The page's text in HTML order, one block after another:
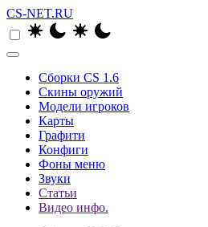
CS-NET.RU
Сборки CS 1.6
Скины оружий
Модели игроков
Карты
Графити
Конфиги
Фоны меню
Звуки
Статьи
Видео инфо.